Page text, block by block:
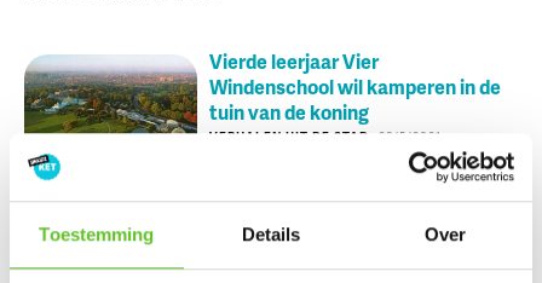
Toestemming Details Over
Vierde leerjaar Vier
Windenschool wil kamperen in de
tuin van de koning
VERHALEN UIT DE STAD 28/5/2021
Nu op BRUZZ Ket